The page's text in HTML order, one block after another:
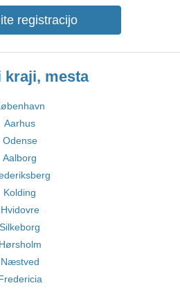
registracijo
kraji, mesta
Aarhus
Odense
Aalborg
Kolding
Hvidovre
Silkeborg
Hørsholm
Næstved